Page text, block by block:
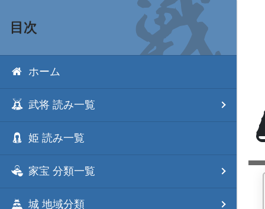
目次
ホーム
武将 読み一覧
姫 読み一覧
家宝 分類一覧
城 地域分類